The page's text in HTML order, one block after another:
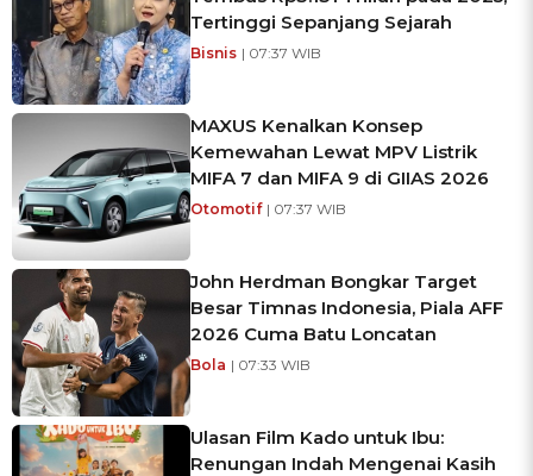
Tertinggi Sepanjang Sejarah
Bisnis | 07:37 WIB
MAXUS Kenalkan Konsep
Kemewahan Lewat MPV Listrik
MIFA 7 dan MIFA 9 di GIIAS 2026
Otomotif | 07:37 WIB
John Herdman Bongkar Target
Besar Timnas Indonesia, Piala AFF
2026 Cuma Batu Loncatan
Bola | 07:33 WIB
Ulasan Film Kado untuk Ibu:
Renungan Indah Mengenai Kasih